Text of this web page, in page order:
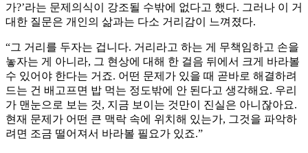
가?’라는 문제의식이 강조될 수밖에 없다고 했다. 그러나 이 거
대한 질문은 개인의 삶과는 다소 거리감이 느껴졌다.
“그 거리를 두자는 겁니다. 거리라고 하는 게 무책임하고 손을
놓자는 게 아니라, 그 현상에 대해 한 걸음 뒤에서 크게 바라볼
수 있어야 한다는 거죠. 어떤 문제가 있을 때 곧바로 해결하려
드는 건 배고프면 밥 먹는 정도밖에 안 된다고 생각해요. 우리
가 맨눈으로 보는 것, 지금 보이는 것만이 진실은 아니잖아요.
현재 문제가 어떤 큰 맥락 속에 위치해 있는가, 그것을 파악하
려면 조금 떨어져서 바라볼 필요가 있죠.”